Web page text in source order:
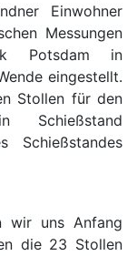
Einwohner
Messungen
Potsdam in
eingestellt.
Stollen für den
Schießstand
Schießstandes
wir uns Anfang
die 23 Stollen